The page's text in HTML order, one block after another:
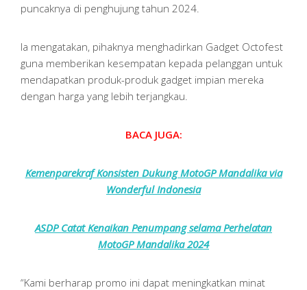
puncaknya di penghujung tahun 2024.
Ia mengatakan, pihaknya menghadirkan Gadget Octofest
guna memberikan kesempatan kepada pelanggan untuk
mendapatkan produk-produk gadget impian mereka
dengan harga yang lebih terjangkau.
BACA JUGA:
Kemenparekraf Konsisten Dukung MotoGP Mandalika via
Wonderful Indonesia
ASDP Catat Kenaikan Penumpang selama Perhelatan
MotoGP Mandalika 2024
“Kami berharap promo ini dapat meningkatkan minat